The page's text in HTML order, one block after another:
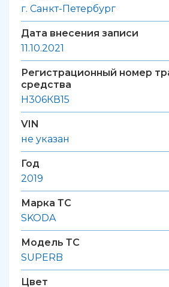
г. Санкт-Петербург
Дата внесения записи
11.10.2021
Регистрационный номер
средства
Н306КВ15
VIN
не указан
Год
2019
Марка ТС
SKODA
Модель ТС
SUPERB
Цвет